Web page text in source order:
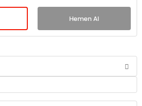
Hemen Al